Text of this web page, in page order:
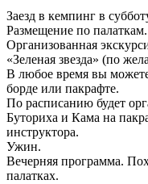
Заезд в кемпинг в
Размещение по
Организованная
«Зеленая звезда» (по
В любое время вы можете
борде или пакрафте.
По расписанию будет
Буториха и Кама на
инструктора.
Ужин.
Вечерняя программа.
палатках.